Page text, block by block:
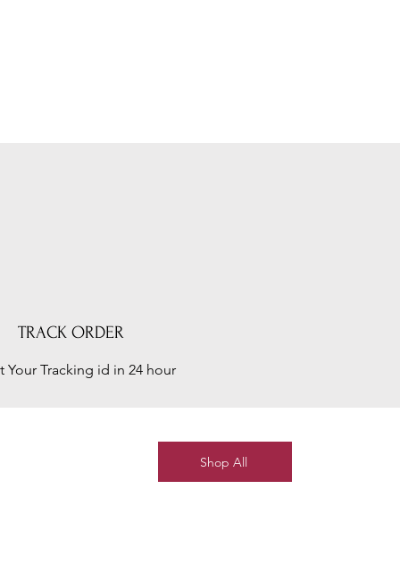
TRACK ORDER
Your Tracking id in 24 hour
Shop All